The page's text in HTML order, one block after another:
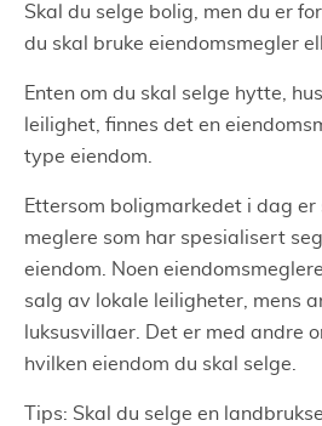
Skal du selge bolig, men du er
du skal bruke eiendomsmegler
Enten om du skal selge hytte,
leilighet, finnes det en
type eiendom.
Ettersom boligmarkedet i dag
meglere som har spesialisert
eiendom. Noen
salg av lokale leiligheter, mens
luksusvillaer. Det er med andre
hvilken eiendom du skal selge.
Tips: Skal du selge en